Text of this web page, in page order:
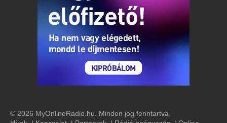
© 2026 MyOnlineRadio.hu. Minden jog fenntartva.